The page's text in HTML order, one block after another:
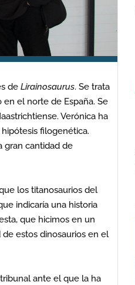
deLirainosaurus. Se trata
el norte de España. Se
Verónica ha
filogenética.
gran cantidad de
los titanosaurios del
indicaría una historia
que hicimos en un
estos dinosaurios en el
ante el que la ha